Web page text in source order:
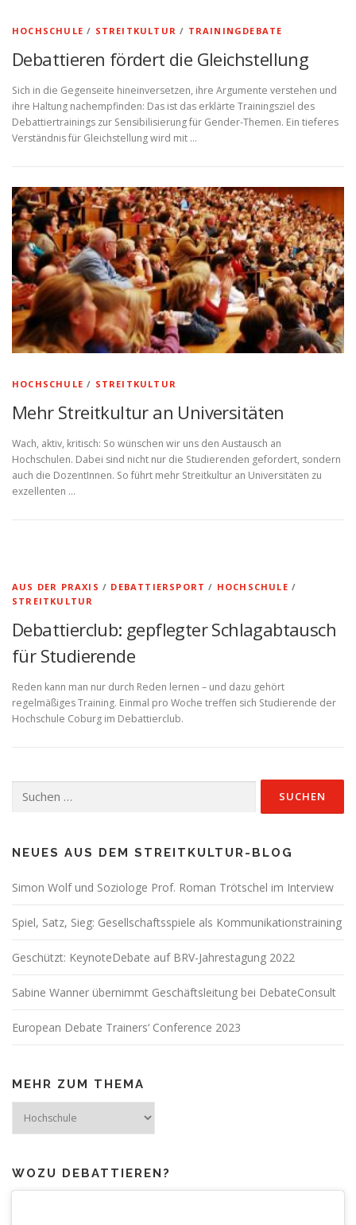
HOCHSCHULE / STREITKULTUR / TRAININGDEBATE
Debattieren fördert die Gleichstellung
Sich in die Gegenseite hineinversetzen, ihre Argumente verstehen und
ihre Haltung nachempfinden: Das ist das erklärte Trainingsziel des
Debattiertrainings zur Sensibilisierung für Gender-Themen. Ein tieferes
Verständnis für Gleichstellung wird mit …
HOCHSCHULE / STREITKULTUR
Mehr Streitkultur an Universitäten
Wach, aktiv, kritisch: So wünschen wir uns den Austausch an
Hochschulen. Dabei sind nicht nur die Studierenden gefordert, sondern
auch die DozentInnen. So führt mehr Streitkultur an Universitäten zu
exzellenten …
AUS DER PRAXIS / DEBATTIERSPORT / HOCHSCHULE /
STREITKULTUR
Debattierclub: gepflegter Schlagabtausch
für Studierende
Reden kann man nur durch Reden lernen – und dazu gehört
regelmäßiges Training. Einmal pro Woche treffen sich Studierende der
Hochschule Coburg im Debattierclub.
nach:
NEUES AUS DEM STREITKULTUR-BLOG
Simon Wolf und Soziologe Prof. Roman Trötschel im Interview
Spiel, Satz, Sieg: Gesellschaftsspiele als Kommunikationstraining
Geschützt: KeynoteDebate auf BRV-Jahrestagung 2022
Sabine Wanner übernimmt Geschäftsleitung bei DebateConsult
European Debate Trainers‘ Conference 2023
MEHR ZUM THEMA
zum
WOZU DEBATTIEREN?